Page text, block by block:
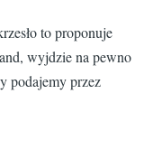
by
to proponuje
wyjdzie na pewno
podajemy przez